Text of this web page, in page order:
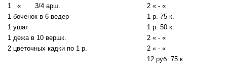
1 « 3/4 арш.
2 « - «
1 боченок в 6 ведер
1 р. 75 к.
1 ушат
1 р. 50 к.
1 дежа в 10 вершк.
2 « - «
2 цветочных кадки по 1 р.
2 « - «
12 руб. 75 к.